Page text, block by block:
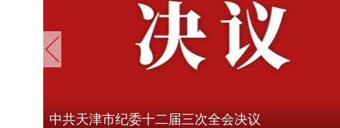
中共天津市纪委十二届三次全会决议